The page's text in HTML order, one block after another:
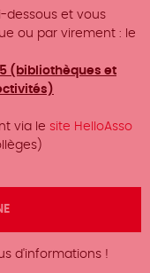
dessous et vous
ou par virement : le
5 (bibliothèques et
via le site HelloAsso
d'informations !